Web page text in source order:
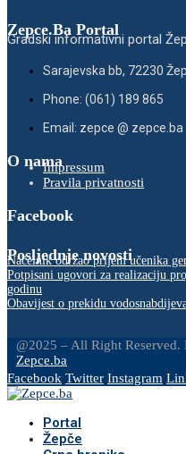
Zepce.Ba Portal
Gradski informativni portal
Sarajevska bb, 72230
Phone: (061) 189 865
Email: zepce @ zepce.ba
O namaImpressum
Pravila privatnosti
Facebook
Posljednje novosti
Načelnik održao prijem učenika
Potpisani ugovori za realizaciju
godinu
Obavijest o prekidu
@2025 – All Right
Zepce.ba
Facebook Twitter Instagram
Portal
Žepče